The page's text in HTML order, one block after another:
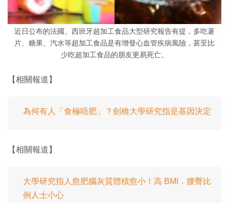
近日公布的法國、西班牙超加工食品大型研究報告有提，多吃薯
片、糖果、汽水等超加工食品是有增發心血管疾病風險，甚至比
少吃超加工食品的朋友更易死亡。
【相關報道】
為何有人「食極唔肥」？劍橋大學研究指是基因決定
【相關報道】
大學研究指人愈肥腦灰質體積愈小！高 BMI．腰臀比
例人士小心